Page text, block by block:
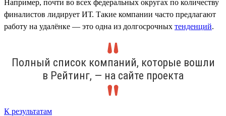
Например, почти во всех федеральных округах по количеству
финалистов лидирует ИТ. Такие компании часто предлагают
работу на удалёнке — это одна из долгосрочных тенденций.
Полный список компаний, которые вошли
в Рейтинг, — на сайте проекта
К результатам